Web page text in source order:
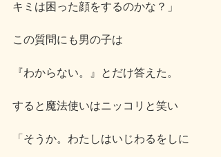
キミは困った顔をするのかな？」
この質問にも男の子は
『わからない。』とだけ答えた。
すると魔法使いはニッコリと笑い
「そうか。わたしはいじわるをしに